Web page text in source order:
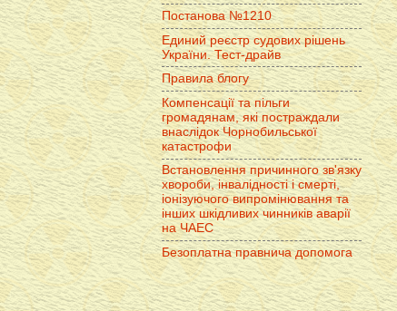
Постанова №1210
Единий реєстр судових рішень
України. Тест-драйв
Правила блогу
Компенсації та пільги
громадянам, які постраждали
внаслідок Чорнобильської
катастрофи
Встановлення причинного зв'язку
хвороби, інвалідності і смерті,
іонізуючого випромінювання та
інших шкідливих чинників аварії
на ЧАЕС
Безоплатна правнича допомога